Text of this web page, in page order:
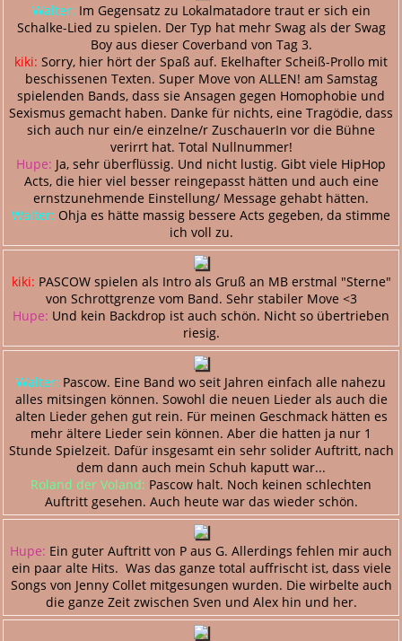
Walter: Im Gegensatz zu Lokalmatadore traut er sich ein
Schalke-Lied zu spielen. Der Typ hat mehr Swag als der Swag
Boy aus dieser Coverband von Tag 3.
kiki: Sorry, hier hört der Spaß auf. Ekelhafter Scheiß-Prollo mit
beschissenen Texten. Super Move von ALLEN! am Samstag
spielenden Bands, dass sie Ansagen gegen Homophobie und
Sexismus gemacht haben. Danke für nichts, eine Tragödie, dass
sich auch nur ein/e einzelne/r ZuschauerIn vor die Bühne
verirrt hat. Total Nullnummer!
Hupe: Ja, sehr überflüssig. Und nicht lustig. Gibt viele HipHop
Acts, die hier viel besser reingepasst hätten und auch eine
ernstzunehmende Einstellung/ Message gehabt hätten.
Walter: Ohja es hätte massig bessere Acts gegeben, da stimme
ich voll zu.
kiki: PASCOW spielen als Intro als Gruß an MB erstmal "Sterne"
von Schrottgrenze vom Band. Sehr stabiler Move <3
Hupe: Und kein Backdrop ist auch schön. Nicht so übertrieben
riesig.
Walter: Pascow. Eine Band wo seit Jahren einfach alle nahezu
alles mitsingen können. Sowohl die neuen Lieder als auch die
alten Lieder gehen gut rein. Für meinen Geschmack hätten es
mehr ältere Lieder sein können. Aber die hatten ja nur 1
Stunde Spielzeit. Dafür insgesamt ein sehr solider Auftritt, nach
dem dann auch mein Schuh kaputt war...
Roland der Voland: Pascow halt. Noch keinen schlechten
Auftritt gesehen. Auch heute war das wieder schön.
Hupe: Ein guter Auftritt von P aus G. Allerdings fehlen mir auch
ein paar alte Hits. Was das ganze total auffrischt ist, dass viele
Songs von Jenny Collet mitgesungen wurden. Die wirbelte auch
die ganze Zeit zwischen Sven und Alex hin und her.